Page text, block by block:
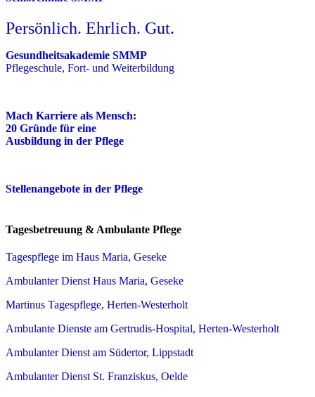
Persönlich. Ehrlich. Gut.
Gesundheitsakademie SMMP
Pflegeschule, Fort- und Weiterbildung
Mach Karriere als Mensch:
20 Gründe für eine
Ausbildung in der Pflege
Stellenangebote in der Pflege
Tagesbetreuung & Ambulante Pflege
Tagespflege im Haus Maria, Geseke
Ambulanter Dienst Haus Maria, Geseke
Martinus Tagespflege, Herten-Westerholt
Ambulante Dienste am Gertrudis-Hospital, Herten-Westerholt
Ambulanter Dienst am Südertor, Lippstadt
Ambulanter Dienst St. Franziskus, Oelde